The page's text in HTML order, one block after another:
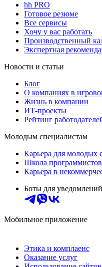
hh PRO
Готовое резюме
Все сервисы
Хочу у вас работать
Производственный
Экспертная
Новости и статьи
Блог
О компаниях в
Жизнь в компании
ИТ-проекты
Рейтинг
Молодым специалистам
Карьера для молодых
Школа программистов
Карьера в
Боты для уведомлений
Мобильное приложение
Этика и комплаенс
Оказание услуг